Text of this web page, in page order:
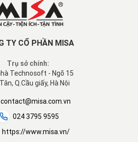
TY CỔ PHẦN MISA
Trụ sở chính:
Technosoft - Ngõ 15
Q.Cầu giấy, Hà Nội
contact@misa.com.vn
024 3795 9595
https://www.misa.vn/